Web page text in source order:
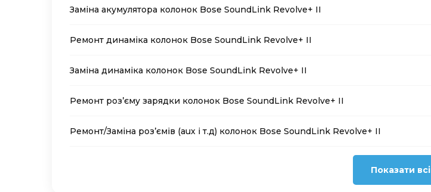
Заміна акумулятора колонок Bose SoundLink Revolve+ II
Ремонт динаміка колонок Bose SoundLink Revolve+ II
Заміна динаміка колонок Bose SoundLink Revolve+ II
Ремонт роз’єму зарядки колонок Bose SoundLink Revolve+ II
Ремонт/Заміна роз’ємів (aux і т.д) колонок Bose SoundLink Revolve+ II
Показати всі